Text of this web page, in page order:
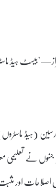
— "بیسٹ ہیڈ
(ہیڈ
جنہوں نے
اصلاحات اور